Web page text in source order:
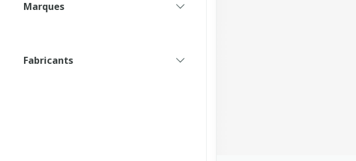
Marques
Fabricants